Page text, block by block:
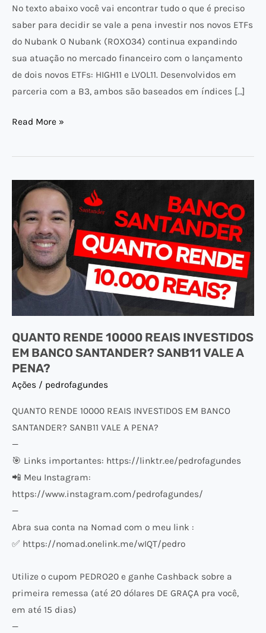
No texto abaixo você vai encontrar tudo o que é preciso
saber para decidir se vale a pena investir nos novos ETFs
do Nubank O Nubank (ROXO34) continua expandindo
sua atuação no mercado financeiro com o lançamento
de dois novos ETFs: HIGH11 e LVOL11. Desenvolvidos em
parceria com a B3, ambos são baseados em índices […]
LVOL11
Read More »
QUANTO RENDE 10000 REAIS INVESTIDOS
EM BANCO SANTANDER? SANB11 VALE A
PENA?
Ações / pedrofagundes
QUANTO RENDE 10000 REAIS INVESTIDOS EM BANCO
SANTANDER? SANB11 VALE A PENA?
—
🎯 Links importantes: https://linktr.ee/pedrofagundes
📲 Meu Instagram:
https://www.instagram.com/pedrofagundes/
—
Abra sua conta na Nomad com o meu link :
✅ https://nomad.onelink.me/wIQT/pedro
Utilize o cupom PEDRO20 e ganhe Cashback sobre a
primeira remessa (até 20 dólares DE GRAÇA pra você,
em até 15 dias)
—
QUANTO
RENDE
10000
REAIS
INVESTIDOS
EM
BANCO
VALE
A
PENA?